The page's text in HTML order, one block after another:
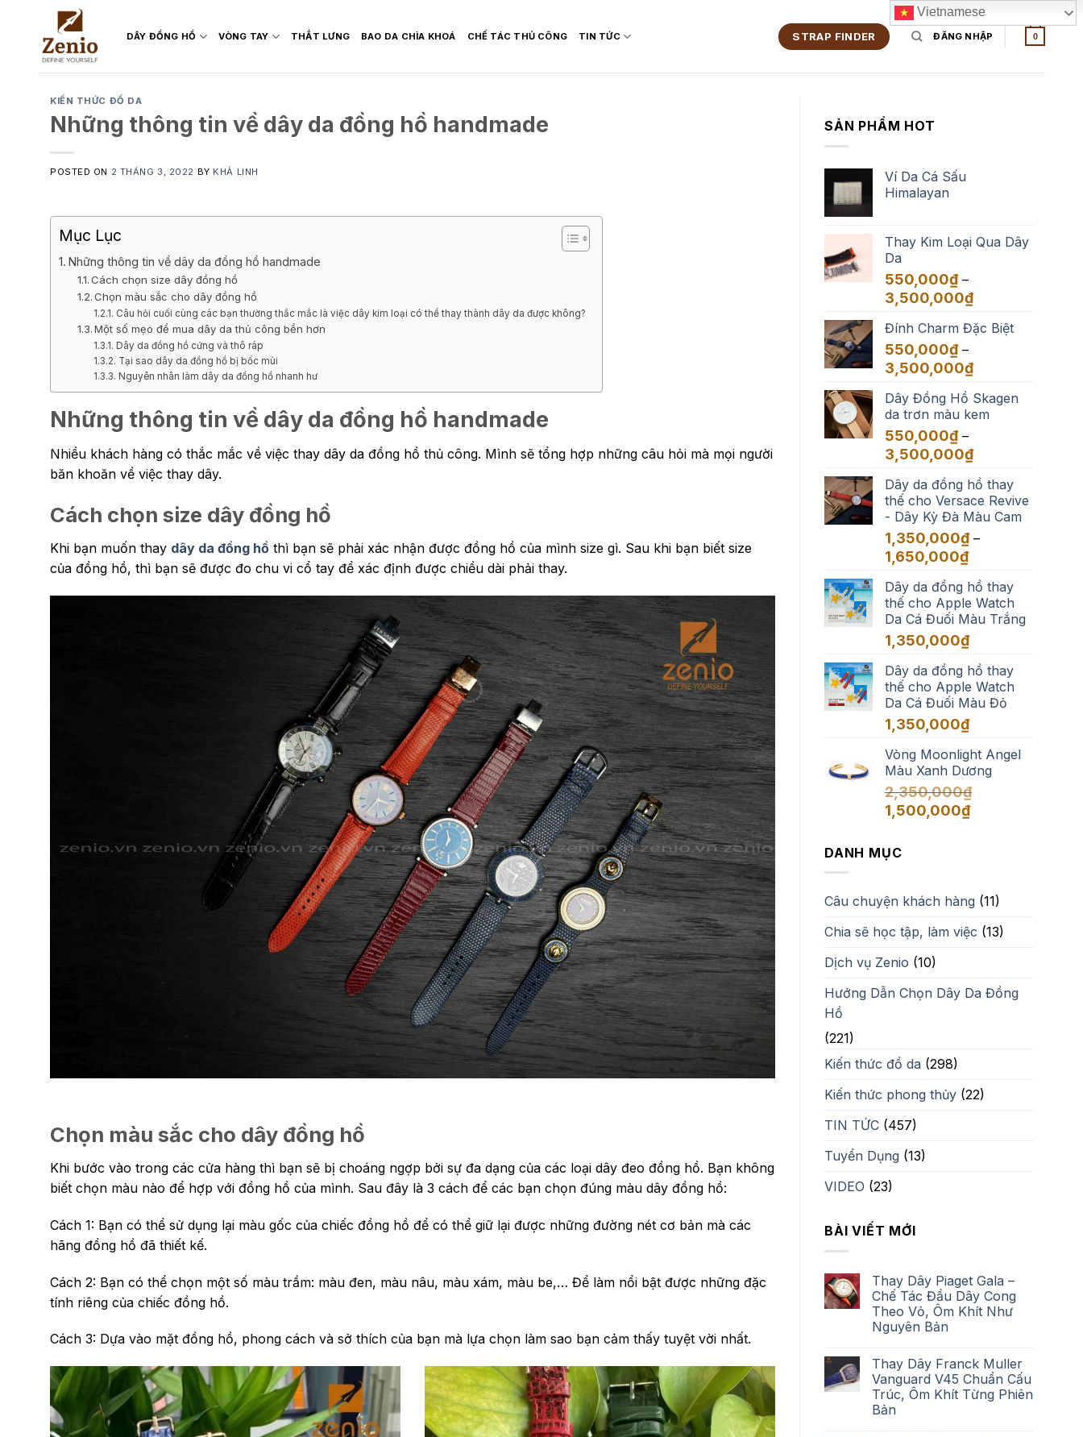
content
DÂY ĐỒNG HỒ VÒNG TAY THẮT LƯNG BAO DA CHÌA KHOÁ CHẾ TÁC THỦ CÔNG TIN TỨC STRAP FINDER ĐĂNG NHẬP 0
KIẾN THỨC ĐỒ DA
Những thông tin về dây da đồng hồ handmade
POSTED ON 2 THÁNG 3, 2022 BY KHẢ LINH
Mục Lục
Những thông tin về dây da đồng hồ handmade
Cách chọn size dây đồng hồ
Chọn màu sắc cho dây đồng hồ
Câu hỏi cuối cùng các bạn thường thắc mắc là việc dây kim loại có thể thay thành dây da được không?
Một số mẹo để mua dây da thủ công bền hơn
Dây da đồng hồ cứng và thô ráp
Tại sao dây da đồng hồ bị bốc mùi
Nguyên nhân làm dây da đồng hồ nhanh hư
Những thông tin về dây da đồng hồ handmade
Nhiều khách hàng có thắc mắc về việc thay dây da đồng hồ thủ công. Mình sẽ tổng hợp những câu hỏi mà mọi người
băn khoăn về việc thay dây.
Cách chọn size dây đồng hồ
Khi bạn muốn thay dây da đồng hồ thì bạn sẽ phải xác nhận được đồng hồ của mình size gì. Sau khi bạn biết size
của đồng hồ, thì bạn sẽ được đo chu vi cổ tay để xác định được chiều dài phải thay.
Chọn màu sắc cho dây đồng hồ
Khi bước vào trong các cửa hàng thì bạn sẽ bị choáng ngợp bởi sự đa dạng của các loại dây đeo đồng hồ. Bạn không
biết chọn màu nào để hợp với đồng hồ của mình. Sau đây là 3 cách để các bạn chọn đúng màu dây đồng hồ:
Cách 1: Bạn có thể sử dụng lại màu gốc của chiếc đồng hồ để có thể giữ lại được những đường nét cơ bản mà các
hãng đồng hồ đã thiết kế.
Cách 2: Bạn có thể chọn một số màu trầm: màu đen, màu nâu, màu xám, màu be,… Để làm nổi bật được những đặc
tính riêng của chiếc đồng hồ.
Cách 3: Dựa vào mặt đồng hồ, phong cách và sở thích của bạn mà lựa chọn làm sao bạn cảm thấy tuyệt vời nhất.
SẢN PHẨM HOT
Ví Da Cá Sấu
Himalayan
Thay Kim Loại Qua Dây
Da
550,000₫ –
3,500,000₫Khoảng
từ
đến
Đính Charm Đặc Biệt
550,000₫ –
3,500,000₫Khoảng
từ
550,000₫
3,500,000₫
Dây Đồng Hồ Skagen
da trơn màu kem
550,000₫ –
3,500,000₫Khoảng
từ
550,000₫
đến
3,500,000₫
Dây da đồng hồ thay
thế cho Versace Revive
- Dây Kỳ Đà Màu Cam
1,350,000₫ –
1,650,000₫Khoảng
từ
1,350,000₫
đến
1,650,000₫
Dây da đồng hồ thay
thế cho Apple Watch
Da Cá Đuối Màu Trắng
1,350,000₫
Dây da đồng hồ thay
thế cho Apple Watch
Da Cá Đuối Màu Đỏ
1,350,000₫
Vòng Moonlight Angel
Màu Xanh Dương
2,350,000₫
Giá
2,350,000₫.
1,500,000₫Giá
DANH MỤC
Câu chuyện khách hàng (11)
Chia sẽ học tập, làm việc (13)
Dịch vụ Zenio (10)
Hướng Dẫn Chọn Dây Da Đồng
Hồ
(221)
Kiến thức đồ da (298)
Kiến thức phong thủy (22)
TIN TỨC (457)
Tuyển Dụng (13)
VIDEO (23)
BÀI VIẾT MỚI
Thay Dây Piaget Gala –
Chế Tác Đầu Dây Cong
Theo Vỏ, Ôm Khít Như
Nguyên Bản
Thay Dây Franck Muller
Vanguard V45 Chuẩn Cấu
Trúc, Ôm Khít Từng Phiên
Bản
Vietnamese